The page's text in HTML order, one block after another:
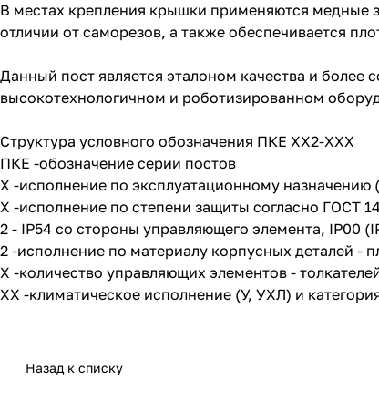
В местах крепления крышки применяются медные
отличии от саморезов, а также обеспечивается
Данный пост является эталоном качества и
высокотехнологичном и роботизированном
Структура условного обозначения ПКЕ ХХ2-XХХ
ПКЕ -обозначение серии постов
X -исполнение по эксплуатационному назначению
X -исполнение по степени защиты согласно ГОСТ
2 - IP54 со стороны управляющего элемента, IP00
2 -исполнение по материалу корпусных деталей -
X -количество управляющих элементов -
XX -климатическое исполнение (У, УХЛ) и
Назад к списку